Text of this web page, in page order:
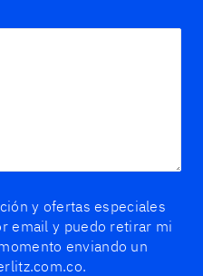
y ofertas especiales
email y puedo retirar mi
enviando un